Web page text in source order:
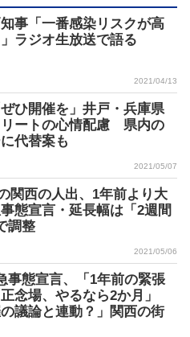
事「一番感染リスクが高
ラジオ生放送で語る
2021/04/13
ひ開催を」井戸・兵庫県
ートの心情配慮 県内の
代替案も
2021/05/07
関西の人出、1年前より大
態宣言・延長幅は「2週間
調整
2021/05/06
事態宣言、「1年前の緊張
念場、やるなら2か月」
の議論と連動？」関西の街